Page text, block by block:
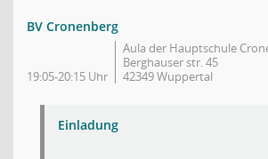
BV Cronenberg
19:05-20:15 Uhr
Aula der Hauptschule
Berghauser str. 45
42349 Wuppertal
Einladung